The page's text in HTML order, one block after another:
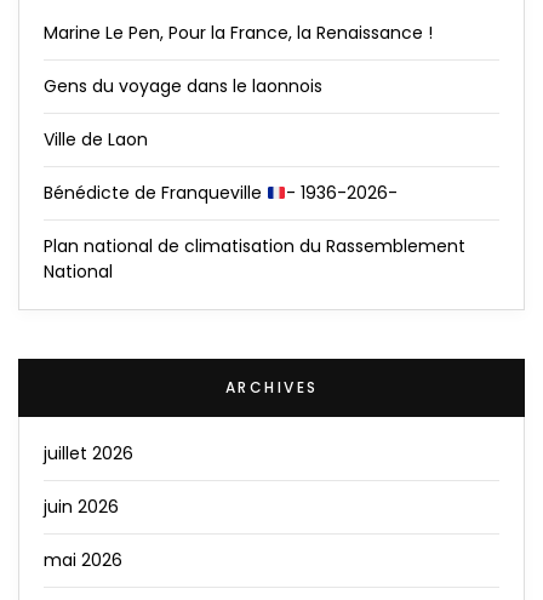
Marine Le Pen, Pour la France, la Renaissance !
Gens du voyage dans le laonnois
Ville de Laon
Bénédicte de Franqueville - 1936-2026-
Plan national de climatisation du Rassemblement
National
ARCHIVES
juillet 2026
juin 2026
mai 2026